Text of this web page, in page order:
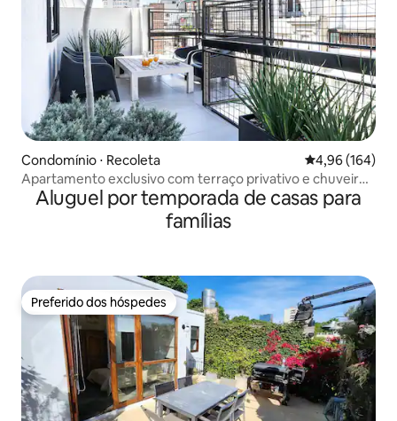
Condomínio ⋅ Recoleta 4,96 de uma
4,96 (164)
Apartamento exclusivo com terraço privativo e chuveiro
externo
Aluguel por temporada de casas para
famílias
Preferido dos hóspedes
Preferido dos hóspedes